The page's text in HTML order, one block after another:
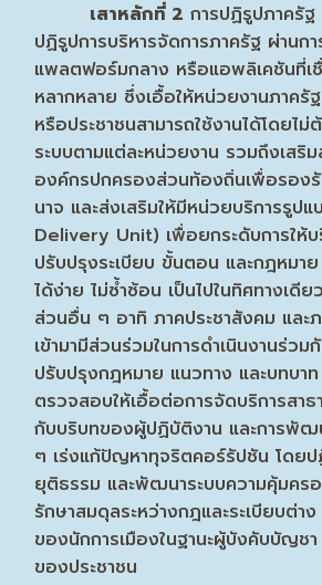
เสาหลักที่ 2 การปฏิรูปภาครัฐ
ปฏิรูปการบริหารจัดการภาครัฐ ผ่านก
แพลตฟอร์มกลาง หรือแอพลิเคชันที่เ
หลากหลาย ซึ่งเอื้อให้หน่วยงานภาครั
หรือประชาชนสามารถใช้งานได้โดยไ
ระบบตามแต่ละหน่วยงาน รวมถึงเสริ
องค์กรปกครองส่วนท้องถิ่นเพื่อรองรั
นาจ และส่งเสริมให้มีหน่วยบริการรูป
Delivery Unit) เพื่อยกระดับการให้บ
ปรับปรุงระเบียบ ขั้นตอน และกฎหมาย
ได้ง่าย ไม่ซ้ำซ้อน เป็นไปในทิศทางเดีย
ส่วนอื่น ๆ อาทิ ภาคประชาสังคม และ
เข้ามามีส่วนร่วมในการดำเนินงานร่ว
ปรับปรุงกฎหมาย แนวทาง และบทบา
ตรวจสอบให้เอื้อต่อการจัดบริการสา
กับบริบทของผู้ปฏิบัติงาน และการพัฒ
ๆ เร่งแก้ปัญหาทุจริตคอร์รัปชัน โดยป
ยุติธรรม และพัฒนาระบบความคุ้มคร
รักษาสมดุลระหว่างกฎและระเบียบต่า
ของนักการเมืองในฐานะผู้บังคับบัญช
ของประชาชน